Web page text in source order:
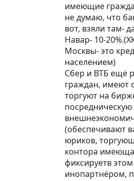
имеющие
не думаю, что
вот, взяли там-
Навар- 10-
Москвы- это
населением)
Сбер и ВТБ ещё
граждан, имеют
торгуют на
посредническую
(обеспечивают
юриков,
контора
фиксируетв
инопартнёром,